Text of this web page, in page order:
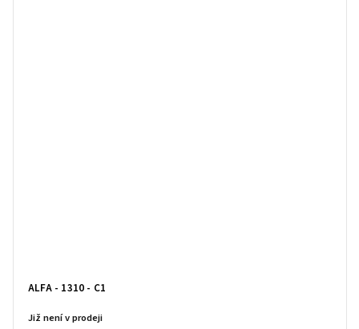
ALFA - 1310 - C1
Již není v prodeji